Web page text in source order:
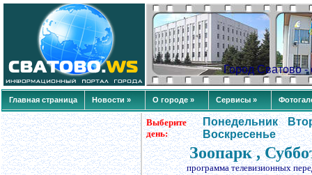
Город Сватово
Главная страница Новости » О городе » Сервисы »
Выберите
день:
Понедельник
Воскресенье
Зоопарк ,
программа телевизионных